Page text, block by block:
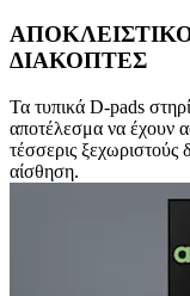
ΔΙΑΚΟΠΤΕΣ
Τα τυπικά D-pads
αποτέλεσμα να έχουν
τέσσερις ξεχωριστούς
αίσθηση.